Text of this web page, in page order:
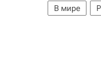
В мире